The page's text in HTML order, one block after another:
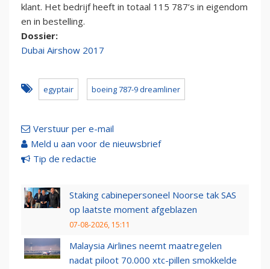
klant. Het bedrijf heeft in totaal 115 787’s in eigendom
en in bestelling.
Dossier:
Dubai Airshow 2017
egyptair boeing 787-9 dreamliner
Verstuur per e-mail
Meld u aan voor de nieuwsbrief
Tip de redactie
Staking cabinepersoneel Noorse tak SAS
op laatste moment afgeblazen
07-08-2026, 15:11
Malaysia Airlines neemt maatregelen
nadat piloot 70.000 xtc-pillen smokkelde